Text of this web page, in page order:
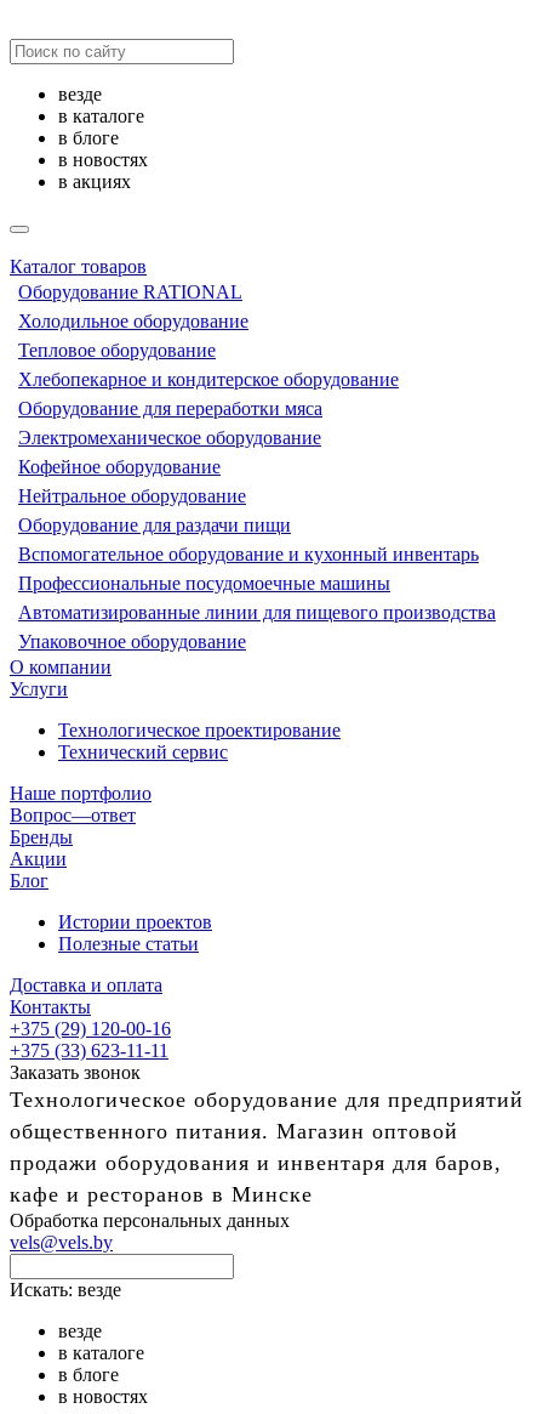
везде
в каталоге
в блоге
в новостях
в акциях
Каталог товаров
Оборудование RATIONAL
Холодильное оборудование
Тепловое оборудование
Хлебопекарное и кондитерское оборудование
Оборудование для переработки мяса
Электромеханическое оборудование
Кофейное оборудование
Нейтральное оборудование
Оборудование для раздачи пищи
Вспомогательное оборудование и кухонный инвентарь
Профессиональные посудомоечные машины
Автоматизированные линии для пищевого производства
Упаковочное оборудование
О компании
Услуги
Технологическое проектирование
Технический сервис
Наше портфолио
Вопрос—ответ
Бренды
Акции
Блог
Истории проектов
Полезные статьи
Доставка и оплата
Контакты
+375 (29) 120-00-16
+375 (33) 623-11-11
Заказать звонок
Технологическое оборудование для предприятий
общественного питания. Магазин оптовой
продажи оборудования и инвентаря для баров,
кафе и ресторанов в Минске
Обработка персональных данных
vels@vels.by
Искать: везде
везде
в каталоге
в блоге
в новостях